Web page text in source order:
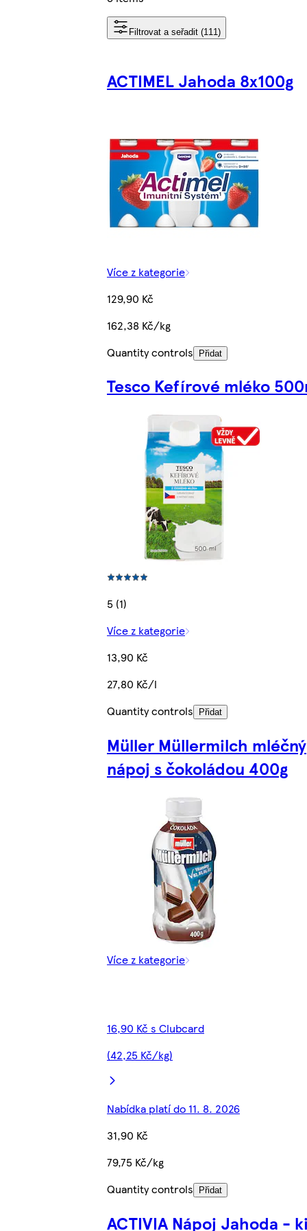
Filtrovat a seřadit (111)
ACTIMEL Jahoda 8x100g
Více z kategorie
129,90 Kč
162,38 Kč/kg
Quantity controls
Přidat
Tesco Kefírové mléko
5 (1)
Více z kategorie
13,90 Kč
27,80 Kč/l
Quantity controls
Přidat
Müller Müllermilch mléčný
nápoj s čokoládou 400g
Více z kategorie
16,90 Kč s Clubcard
(42,25 Kč/kg)
Nabídka platí do 11. 8. 2026
31,90 Kč
79,75 Kč/kg
Quantity controls
Přidat
ACTIVIA Nápoj Jahoda -